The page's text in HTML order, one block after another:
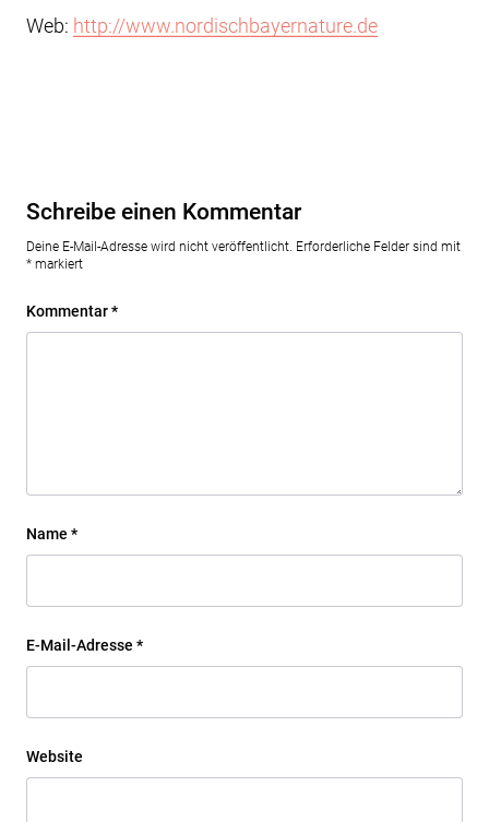
Web: http://www.nordischbayernature.de
Schreibe einen Kommentar
Deine E-Mail-Adresse wird nicht veröffentlicht. Erforderliche Felder sind mit
* markiert
Kommentar*
Name *
E-Mail-Adresse *
Website